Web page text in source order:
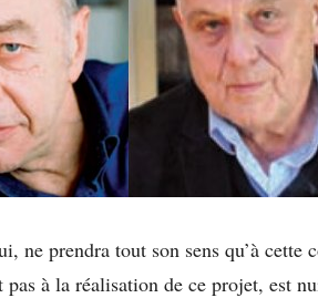
ne prendra tout son sens qu’à cette
pas à la réalisation de ce projet, est